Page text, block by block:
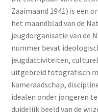
Zaai­maand 1941) is een
het maandblad van de
jeugdorganisatie van de
nummer bevat
jeugdactiviteiten,
uitgebreid fotografisch
kameraadschap,
idealen onder jongeren
duidelijk beeld van de